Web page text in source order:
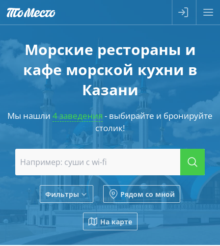
Морские рестораны и
кафе морской кухни в
Казани
Мы нашли 4 заведения - выбирайте и бронируйте
столик!
Фильтры Рядом со мной
На карте